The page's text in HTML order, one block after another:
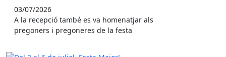
03/07/2026
A la recepció també es va homenatjar als
pregoners i pregoneres de la festa